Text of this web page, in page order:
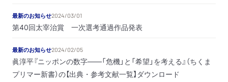
最新のお知らせ2024/03/01
第40回太宰治賞 一次選考通過作品発表
最新のお知らせ2024/02/05
眞淳平『ニッポンの数字――「危機」と「希望」を考える』（ちくま
プリマー新書）の【出典・参考文献一覧】ダウンロード